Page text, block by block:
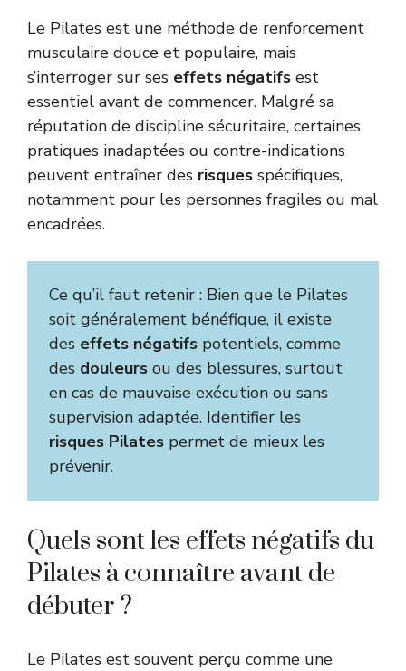
Le Pilates est une méthode de renforcement
musculaire douce et populaire, mais
s’interroger sur ses effets négatifs est
essentiel avant de commencer. Malgré sa
réputation de discipline sécuritaire, certaines
pratiques inadaptées ou contre-indications
peuvent entraîner des risques spécifiques,
notamment pour les personnes fragiles ou mal
encadrées.
Ce qu’il faut retenir : Bien que le Pilates
soit généralement bénéfique, il existe
des effets négatifs potentiels, comme
des douleurs ou des blessures, surtout
en cas de mauvaise exécution ou sans
supervision adaptée. Identifier les
risques Pilates permet de mieux les
prévenir.
Quels sont les effets négatifs du
Pilates à connaître avant de
débuter ?
Le Pilates est souvent perçu comme une